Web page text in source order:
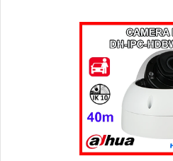
30m, khe cắm thẻ
tính năng phát hiện
báo chủ động,
và phản ứng kịp thời